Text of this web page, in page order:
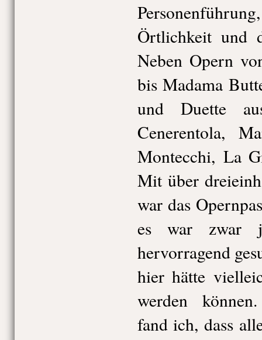
Örtlichkeit und
Neben Opern
bis Madama
und Duette
Cenerentola,
Montecchi, La
Mit über
war das
es war zwar
hervorragend
hier hätte
werden
fand ich, dass